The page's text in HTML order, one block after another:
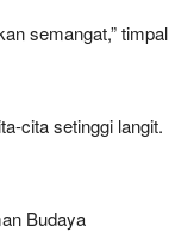
semangat,” timpal
cita setinggi langit.
Budaya